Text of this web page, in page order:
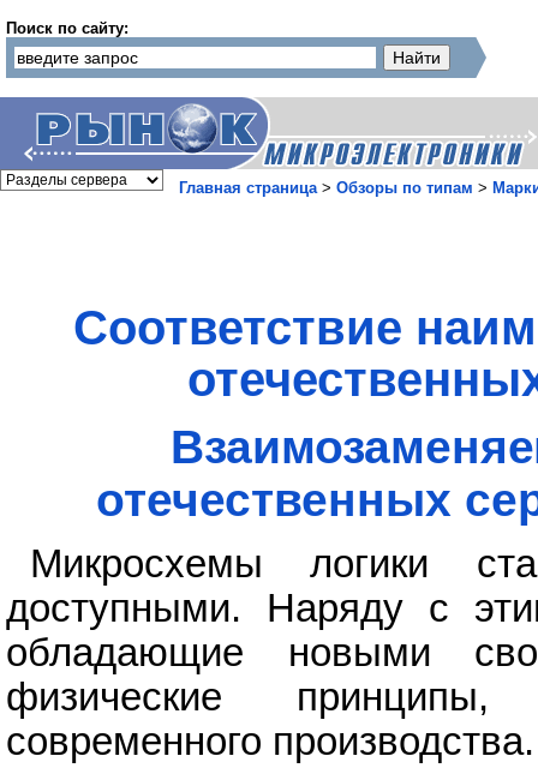
Поиск по сайту:
Главная страница> Обзоры по типам >
Соответствие
отечественных
Микросхемы логики
доступными. Наряду с
обладающие новыми
физические
современного производства.